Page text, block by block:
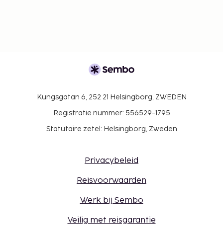
Kungsgatan 6, 252 21 Helsingborg, ZWEDEN
Registratie nummer: 556529-1795
Statutaire zetel: Helsingborg, Zweden
Privacybeleid
Reisvoorwaarden
Werk bij Sembo
Veilig met reisgarantie